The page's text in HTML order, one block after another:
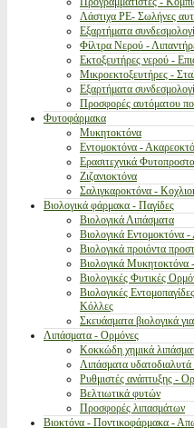
Λάστιχα PE- Σωλήνες
Εξαρτήματα
Φίλτρα Νερού -
Εκτοξευτήρες νερού -
Μικροεκτοξευτήρες -
Εξαρτήματα
Προσφορές αυτόματου
Φυτοφάρμακα
Μυκητοκτόνα
Εντομοκτόνα -
Ερασιτεχνικά
Ζιζανιοκτόνα
Σαλιγκαροκτόνα -
Βιολογικά φάρμακα - Παγίδες
Βιολογικά Λιπάσματα
Βιολογικά Εντομοκτόνα
Βιολογικά προιόντα
Βιολογικά Μυκητοκτόνα -
Βιολογικές Φυτικές
Βιολογικές
Κόλλες
Σκευάσματα βιολογικά
Λιπάσματα - Ορμόνες
Κοκκώδη χημικά
Λιπάσματα υδατοδιαλυτά
Ρυθμιστές ανάπτυξης -
Βελτιωτικά φυτών
Προσφορές λιπασμάτων
Βιοκτόνα - Ποντικοφάρμακα -